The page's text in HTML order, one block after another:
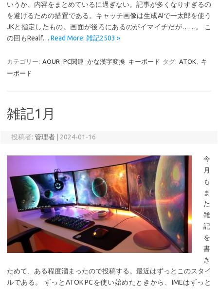
いうか、内容をまとめているに過ぎない。記事が多くなりすぎるの
を避けるための措置である。キャッチ画像は生成AIで一太郎を使う
JKと指定したもの。画面が後ろにあるのがイマイチだが……。 こ
の回もRealf… Read More: 雑記2503 »
カテゴリー: AOUR PC関連 かな漢字変換 キーボード タグ: ATOK , キ
ーボード
雑記1月
投稿者: 管理者 2024-01-16
今
月
も
ま
た
雑
記
を
書
き
ためて、ある程度溜まったので投稿する。最近はずっとこのスタイ
ルである。 ずっとATOK PCを使い始めたときから、IMEはずっと